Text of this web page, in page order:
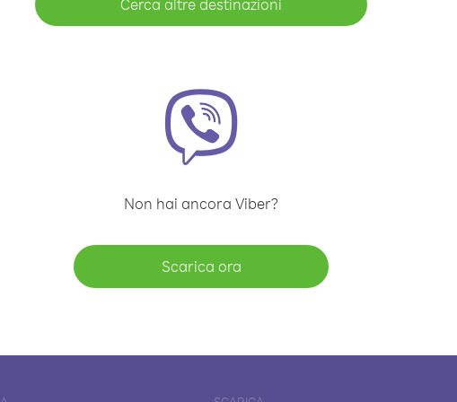
Cerca altre destinazioni
Non hai ancora Viber?
Scarica ora